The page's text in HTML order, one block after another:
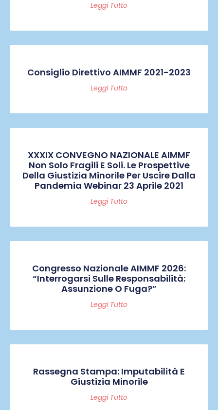
Leggi Tutto
Consiglio Direttivo AIMMF 2021-2023
Leggi Tutto
XXXIX CONVEGNO NAZIONALE AIMMF
Non Solo Fragili E Soli. Le Prospettive
Della Giustizia Minorile Per Uscire Dalla
Pandemia Webinar 23 Aprile 2021
Leggi Tutto
Congresso Nazionale AIMMF 2026:
“Interrogarsi Sulle Responsabilità:
Assunzione O Fuga?”
Leggi Tutto
Rassegna Stampa: Imputabilità E
Giustizia Minorile
Leggi Tutto